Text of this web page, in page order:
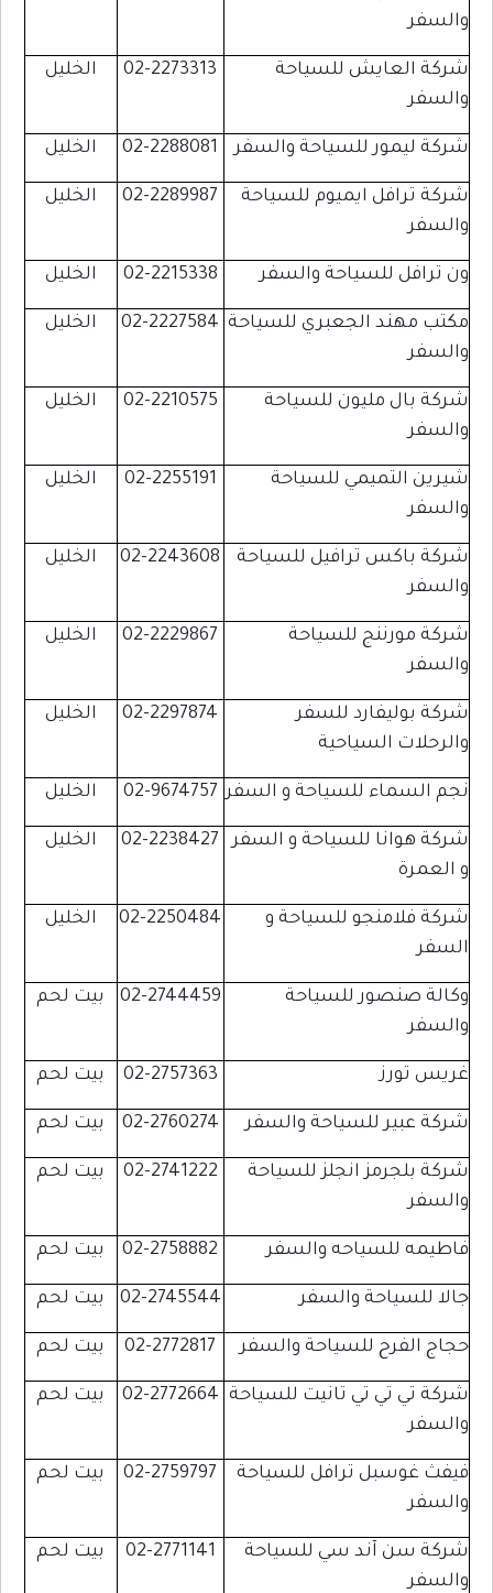
والسفر
شركة العايش للسياحة
والسفر
02-2273313 الخليل
شركة ليمور للسياحة والسفر 02-2288081 الخليل
شركة ترافل ايميوم للسياحة
والسفر
02-2289987 الخليل
ون ترافل للسياحة والسفر 02-2215338 الخليل
مكتب مهند الجعبري للسياحة
والسفر
02-2227584 الخليل
شركة بال مليون للسياحة
والسفر
02-2210575 الخليل
شيرين التميمي للسياحة
والسفر
02-2255191 الخليل
شركة باكس ترافيل للسياحة
والسفر
02-2243608 الخليل
شركة مورننج للسياحة
والسفر
02-2229867 الخليل
شركة بوليفارد للسفر
والرحلات السياحية
02-2297874 الخليل
نجم السماء للسياحة و السفر 02-9674757 الخليل
شركة هوانا للسياحة و السفر
و العمرة
02-2238427 الخليل
شركة فلامنجو للسياحة و
السفر
02-2250484 الخليل
وكالة صنصور للسياحة
والسفر
02-2744459 بيت لحم
غريس تورز 02-2757363 بيت لحم
شركة عبير للسياحة والسفر 02-2760274 بيت لحم
شركة بلجرمز انجلز للسياحة
والسفر
02-2741222 بيت لحم
فاطيمه للسياحه والسفر 02-2758882 بيت لحم
جالا للسياحة والسفر 02-2745544 بيت لحم
حجاج الفرح للسياحة والسفر 02-2772817 بيت لحم
شركة تي تي تي تانيت للسياحة
والسفر
02-2772664 بيت لحم
فيفث غوسبل ترافل للسياحة
والسفر
02-2759797 بيت لحم
شركة سن آند سي للسياحة
والسفر
02-2771141 بيت لحم